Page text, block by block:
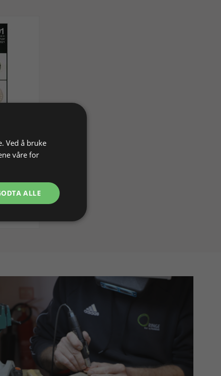
På lager
Ved å bruke
våre for
ALLE